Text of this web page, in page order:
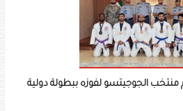
الجوجيتسو لفوزه ببطولة دولية